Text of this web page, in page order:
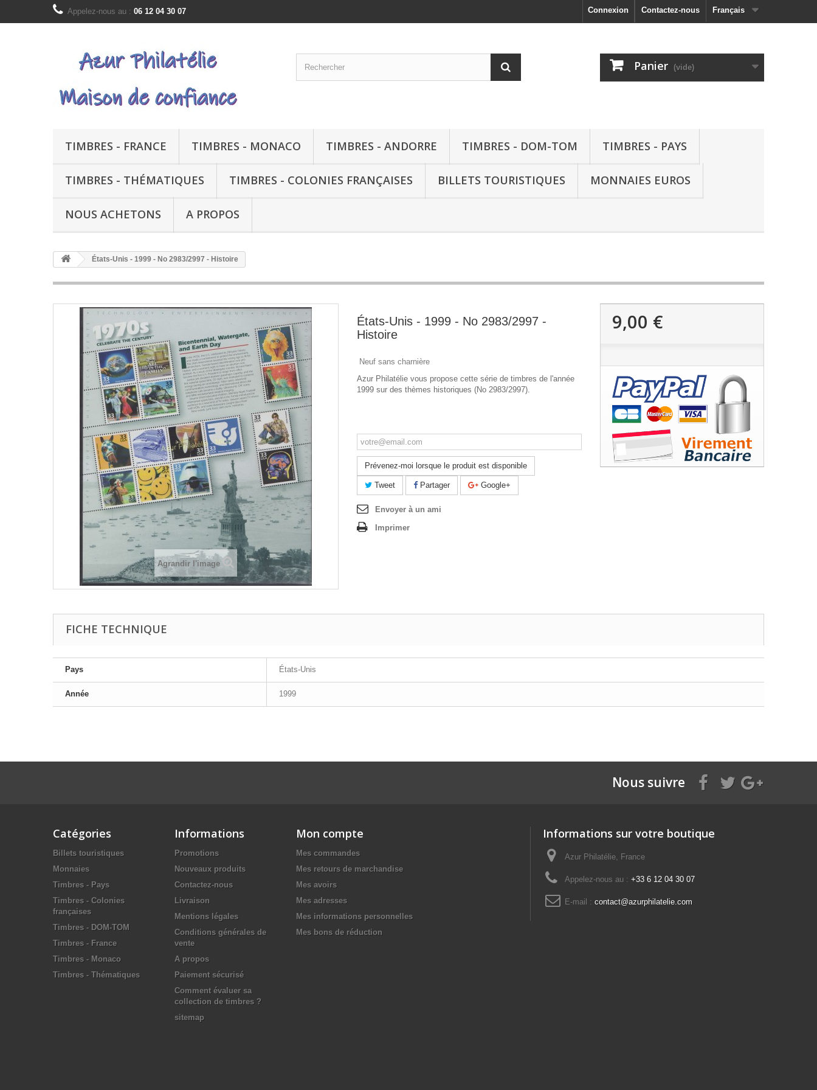
Français
Contactez-nous
Appelez-nous au : 06 12 04 30 07 Connexion
Panier (vide)
TIMBRES - FRANCE TIMBRES - MONACO TIMBRES - ANDORRE TIMBRES - DOM-TOM TIMBRES - PAYS
TIMBRES - THÉMATIQUES TIMBRES - COLONIES FRANÇAISES BILLETS TOURISTIQUES MONNAIES EUROS
NOUS ACHETONS A PROPOS
États-Unis - 1999 - No 2983/2997 - Histoire
Agrandir l'image
États-Unis - 1999 - No 2983/2997 -
Histoire
Neuf sans charnière
Azur Philatélie vous propose cette série de timbres de l'année
1999 sur des thèmes historiques (No 2983/2997).
Prévenez-moi lorsque le produit est disponible
Tweet Partager Google+
Envoyer à un ami
Imprimer
9,00 €
FICHE TECHNIQUE
Pays États-Unis
Année 1999
Nous suivre
Catégories
Billets touristiques
Monnaies
Timbres - Pays
Timbres - Colonies
françaises
Timbres - DOM-TOM
Timbres - France
Timbres - Monaco
Timbres - Thématiques
Informations
Promotions
Nouveaux produits
Contactez-nous
Livraison
Mentions légales
Conditions générales de
vente
A propos
Paiement sécurisé
Comment évaluer sa
collection de timbres ?
sitemap
Mon compte
Mes commandes
Mes retours de marchandise
Mes avoirs
Mes adresses
Mes informations personnelles
Mes bons de réduction
Informations sur votre boutique
Azur Philatélie, France
Appelez-nous au : +33 6 12 04 30 07
E-mail : contact@azurphilatelie.com